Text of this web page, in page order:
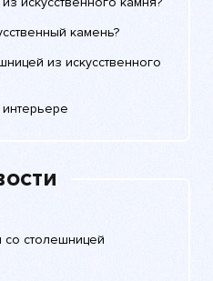
камень?
из искусственного
со столешницей